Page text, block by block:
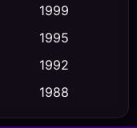
(23)
1999
1995
1992
1988
1983